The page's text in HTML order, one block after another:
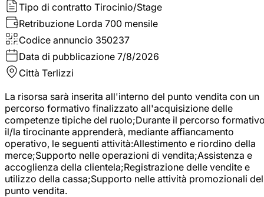
Tipo di contratto Tirocinio/Stage
Retribuzione Lorda 700 mensile
Codice annuncio 350237
Data di pubblicazione 7/8/2026
Città Terlizzi
La risorsa sarà inserita all'interno del punto vendita con un
percorso formativo finalizzato all'acquisizione delle
competenze tipiche del ruolo;Durante il percorso
il/la tirocinante apprenderà, mediante affiancamento
operativo, le seguenti attività:Allestimento e riordino della
merce;Supporto nelle operazioni di vendita;Assistenza e
accoglienza della clientela;Registrazione delle vendite e
utilizzo della cassa;Supporto nelle attività promozionali del
punto vendita.